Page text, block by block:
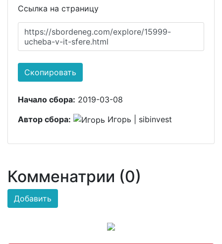
Ссылка на страницу
https://sbordeneg.com/explore/15999-
ucheba-v-it-sfere.html
Скопировать
Начало сбора: 2019-03-08
Автор сбора:
Игорь | sibinvest
Комменатрии (0)
Добавить